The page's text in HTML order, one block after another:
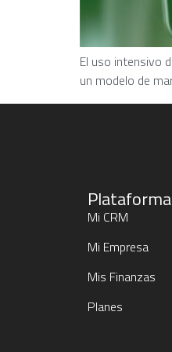
El uso intensivo
un modelo de
Plataforma
Mi CRM
Mi Empresa
Mis Finanzas
Planes